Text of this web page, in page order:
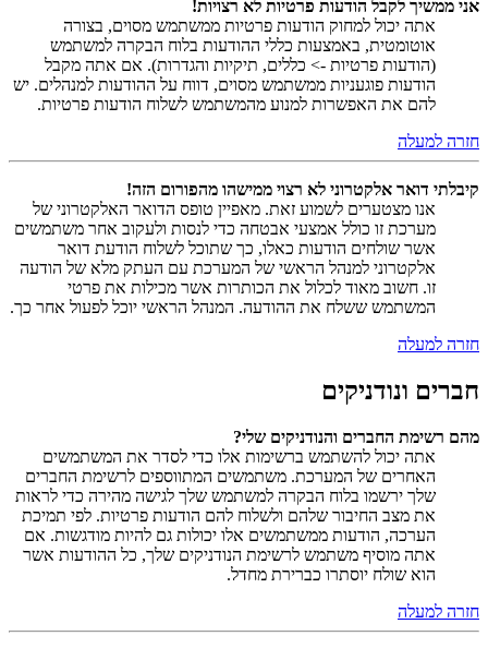
אני ממשיך לקבל הודעות פרטיות לא רצויות!
אתה יכול למחוק הודעות פרטיות ממשתמש מסוים, בצורה
אוטומטית, באמצעות כללי ההודעות בלוח הבקרה למשתמש
(הודעות פרטיות -> כללים, תיקיות והגדרות). אם אתה מקבל
הודעות פוגעניות ממשתמש מסוים, דווח על ההודעות למנהלים. יש
להם את האפשרות למנוע מהמשתמש לשלוח הודעות פרטיות.
חזרה למעלה
קיבלתי דואר אלקטרוני לא רצוי ממישהו מהפורום הזה!
אנו מצטערים לשמוע זאת. מאפיין טופס הדואר האלקטרוני של
מערכת זו כולל אמצעי אבטחה כדי לנסות ולעקוב אחר משתמשים
אשר שולחים הודעות כאלו, כך שתוכל לשלוח הודעת דואר
אלקטרוני למנהל הראשי של המערכת עם העתק מלא של הודעה
זו. חשוב מאוד לכלול את הכותרות אשר מכילות את פרטי
המשתמש ששלח את ההודעה. המנהל הראשי יוכל לפעול אחר כך.
חזרה למעלה
חברים ונודניקים
מהם רשימת החברים והנודניקים שלי?
אתה יכול להשתמש ברשימות אלו כדי לסדר את המשתמשים
האחרים של המערכת. משתמשים המתווספים לרשימת החברים
שלך ירשמו בלוח הבקרה למשתמש שלך לגישה מהירה כדי לראות
את מצב החיבור שלהם ולשלוח להם הודעות פרטיות. לפי תמיכת
הערכה, הודעות ממשתמשים אלו יכולות גם להיות מודגשות. אם
אתה מוסיף משתמש לרשימת הנודניקים שלך, כל ההודעות אשר
הוא שולח יוסתרו כברירת מחדל.
חזרה למעלה